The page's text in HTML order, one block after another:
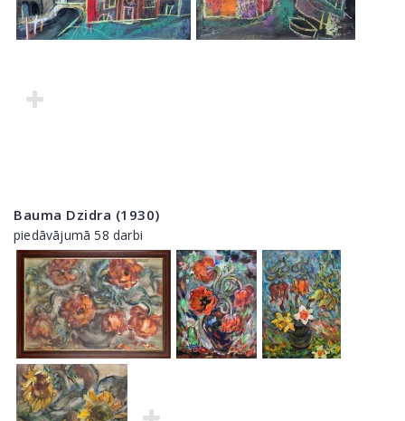
Bauma Dzidra (1930)
piedāvājumā 58 darbi